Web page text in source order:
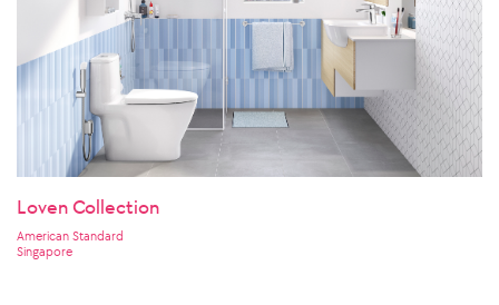
Loven Collection
American Standard
Singapore